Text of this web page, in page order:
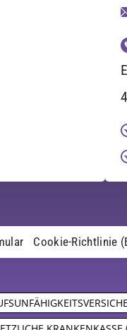
Cookie-Richtlinie